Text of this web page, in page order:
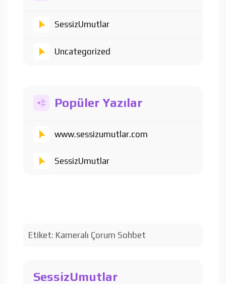
SessizUmutlar
Uncategorized
Popüler Yazılar
www.sessizumutlar.com
SessizUmutlar
Etiket: Kameralı Çorum Sohbet
SessizUmutlar